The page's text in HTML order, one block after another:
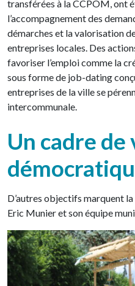
transférées à la CCPOM, ont
l’accompagnement des
démarches et la valorisation
entreprises locales. Des
favoriser l’emploi comme la
sous forme de job-dating
entreprises de la ville se
intercommunale.
Un cadre
D’autres objectifs marquent
Eric Munier et son équipe